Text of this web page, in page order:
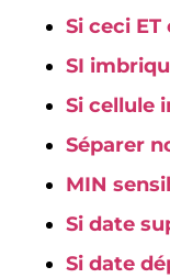
Si ceci ET
SI
Si cellule
Séparer
MIN
Si date
Si date